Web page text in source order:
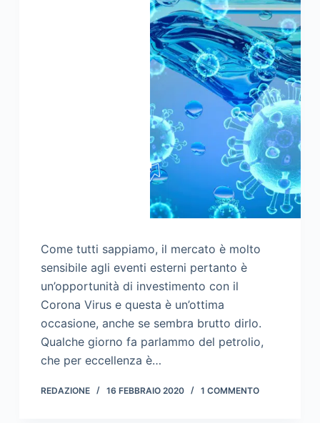
Come tutti sappiamo, il mercato è molto
sensibile agli eventi esterni pertanto è
un’opportunità di investimento con il
Corona Virus e questa è un’ottima
occasione, anche se sembra brutto dirlo.
Qualche giorno fa parlammo del petrolio,
che per eccellenza è…
REDAZIONE 16 FEBBRAIO 2020 1 COMMENTO